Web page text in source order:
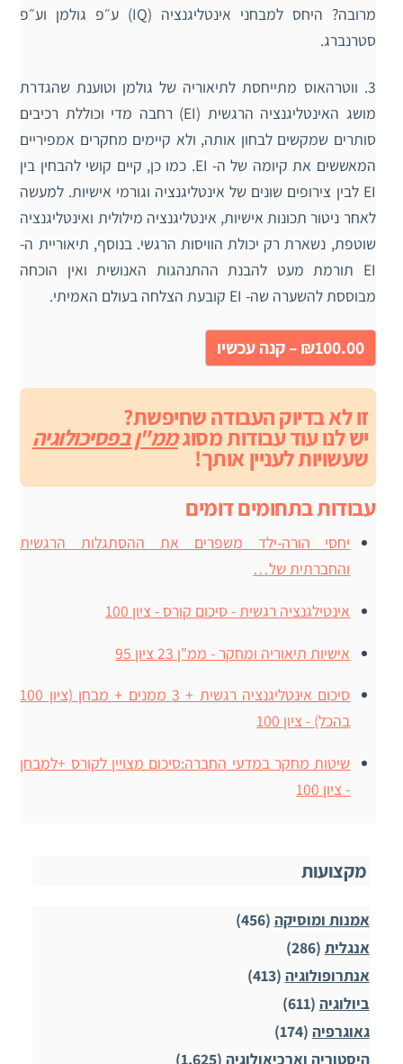
מרובה? היחס למבחני אינטליגנציה (IQ) ע״פ גולמן וע״פ
סטרנברג.
3. ווטרהאוס מתייחסת לתיאוריה של גולמן וטוענת שהגדרת
מושג האינטליגנציה הרגשית (EI) רחבה מדי וכוללת רכיבים
סותרים שמקשים לבחון אותה, ולא קיימים מחקרים אמפיריים
המאששים את קיומה של ה- EI. כמו כן, קיים קושי להבחין בין
EI לבין צירופים שונים של אינטליגנציה וגורמי אישיות. למעשה
לאחר ניטור תכונות אישיות, אינטליגנציה מילולית ואינטליגנציה
שוטפת, נשארת רק יכולת הוויסות הרגשי. בנוסף, תיאוריית ה-
EI תורמת מעט להבנת ההתנהגות האנושית ואין הוכחה
מבוססת להשערה שה- EI קובעת הצלחה בעולם האמיתי.
₪100.00 – קנה עכשיו
זו לא בדיוק העבודה שחיפשת?
יש לנו עוד עבודות מסוגממ"ן בפסיכולוגיה
שעשויות לעניין אותך!
עבודות בתחומים דומים
יחסי הורה-ילד משפרים את ההסתגלות הרגשית
והחברתית של…
אינטילגנציה רגשית - סיכום קורס - ציון 100
אישיות תיאוריה ומחקר - ממ"ן 23 ציון 95
סיכום אינטליגנציה רגשית + 3 ממנים + מבחן (ציון 100
בהכל) - ציון 100
שיטות מחקר במדעי החברה:סיכום מצויין לקורס +למבחן
- ציון 100
מקצועות
אמנות ומוסיקה (456)
אנגלית (286)
אנתרופולוגיה (413)
ביולוגיה (611)
גאוגרפיה (174)
היסטוריה וארכיאולוגיה (1,625)